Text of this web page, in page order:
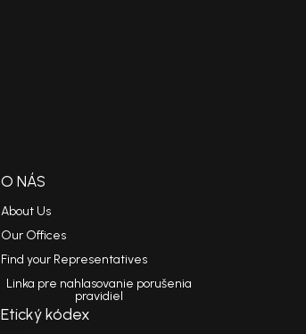
O NÁS
About Us
Our Offices
Find your Representatives
Linka pre nahlasovanie porušenia
pravidiel
Etický kódex